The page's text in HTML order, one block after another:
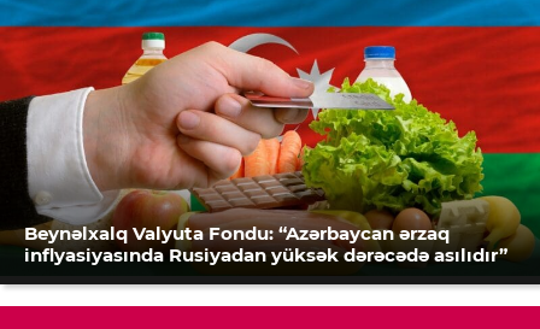
Beynəlxalq Valyuta Fondu: “Azərbaycan ərzaq
inflyasiyasında Rusiyadan yüksək dərəcədə asılıdır”